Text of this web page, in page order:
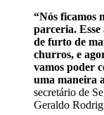
“Nós ficamos
parceria.
de furto de
churros, e
vamos poder
uma maneira
secretário de
Geraldo